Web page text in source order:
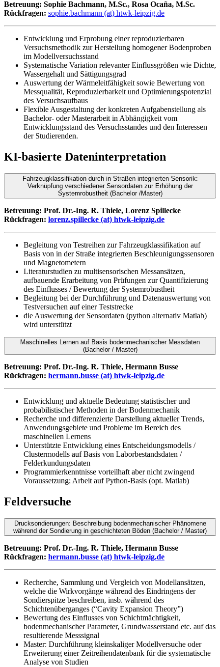
Betreuung: Sophie Bachmann, M.Sc., Rosa Ocaña, M.Sc.
Rückfragen: sophie.bachmann (at) htwk-leipzig.de
Entwicklung und Erprobung einer reproduzierbaren
Versuchsmethodik zur Herstellung homogener Bodenproben
im Modellversuchsstand
Systematische Variation relevanter Einflussgrößen wie Dichte,
Wassergehalt und Sättigungsgrad
Auswertung der Wärmeleitfähigkeit sowie Bewertung von
Messqualität, Reproduzierbarkeit und Optimierungspotenzial
des Versuchsaufbaus
Flexible Ausgestaltung der konkreten Aufgabenstellung als
Bachelor- oder Masterarbeit in Abhängigkeit vom
Entwicklungsstand des Versuchsstandes und den Interessen
der Studierenden.
KI-basierte Dateninterpretation
Fahrzeugklassifikation durch in Straßen integrierten Sensorik:
Verknüpfung verschiedener Sensordaten zur Erhöhung der
Systemrobustheit (Bachelor /Master)
Betreuung: Prof. Dr.-Ing. R. Thiele, Lorenz Spillecke
Rückfragen: lorenz.spillecke (at) htwk-leipzig.de
Begleitung von Testreihen zur Fahrzeugklassifikation auf
Basis von in der Straße integrierten Beschleunigungssensoren
und Magnetometern
Literaturstudien zu multisensorischen Messansätzen,
aufbauende Erarbeitung von Prüfungen zur Quantifizierung
des Einflusses / Bewertung der Systemrobustheit
Begleitung bei der Durchführung und Datenauswertung von
Testversuchen auf einer Teststrecke
die Auswertung der Sensordaten (python alternativ Matlab)
wird unterstützt
Maschinelles Lernen auf Basis bodenmechanischer Messdaten
(Bachelor / Master)
Betreuung: Prof. Dr.-Ing. R. Thiele, Hermann Busse
Rückfragen: hermann.busse (at) htwk-leipzig.de
Entwicklung und aktuelle Bedeutung statistischer und
probabilistischer Methoden in der Bodenmechanik
Recherche und differenzierte Darstellung aktueller Trends,
Anwendungsgebiete und Probleme im Bereich des
maschinellen Lernens
Unterstützte Entwicklung eines Entscheidungsmodells /
Clustermodells auf Basis von Laborbestandsdaten /
Felderkundungsdaten
Programmierkenntnisse vorteilhaft aber nicht zwingend
Voraussetzung; Arbeit auf Python-Basis (opt. Matlab)
Feldversuche
Drucksondierungen: Beschreibung bodenmechanischer Phänomene
während der Sondierung in geschichteten Böden (Bachelor / Master)
Betreuung: Prof. Dr.-Ing. R. Thiele, Hermann Busse
Rückfragen: hermann.busse (at) htwk-leipzig.de
Recherche, Sammlung und Vergleich von Modellansätzen,
welche die Wirkvorgänge während des Eindringens der
Sondierspitze beschreiben, insb. während des
Schichtenüberganges (“Cavity Expansion Theory”)
Bewertung des Einflusses von Schichtmächtigkeit,
bodenmechanischer Parameter, Grundwasserstand etc. auf das
resultierende Messsignal
Master: Durchführung kleinskaliger Modellversuche oder
Erweiterung einer Zeitreihendatenbank für die systematische
Analyse von Studien